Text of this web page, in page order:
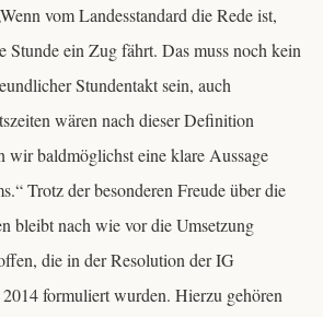
vom Landesstandard die Rede ist,
Stunde ein Zug fährt. Das muss noch kein
Stundentakt sein, auch
wären nach dieser Definition
wir baldmöglichst eine klare Aussage
Trotz der besonderen Freude über die
bleibt nach wie vor die Umsetzung
die in der Resolution der IG
formuliert wurden. Hierzu gehören